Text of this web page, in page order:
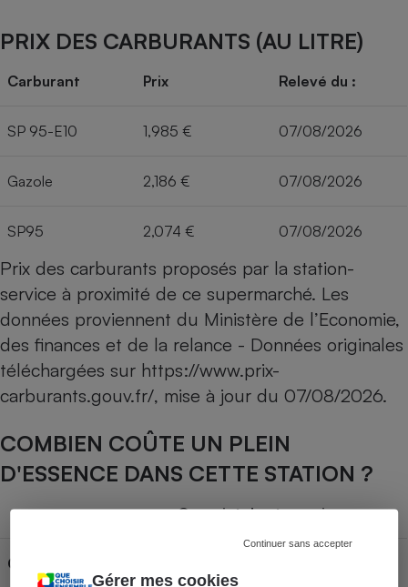
Gérer mes cookies
Continuer sans accepter
PRIX DES CARBURANTS (AU LITRE)
Carburant Prix Relevé du :
SP 95-E10 1,985 € 07/08/2026
Gazole 2,186 € 07/08/2026
SP95 2,074 € 07/08/2026
Prix des carburants proposés par la station-
service à proximité de ce supermarché. Les
données proviennent du Ministère de l’Economie,
des finances et de la relance - Données originales
téléchargées sur https://www.prix-
carburants.gouv.fr/, mise à jour du 07/08/2026.
COMBIEN COÛTE UN PLEIN
D'ESSENCE DANS CETTE STATION ?
Capacité du réservoir
Carburant